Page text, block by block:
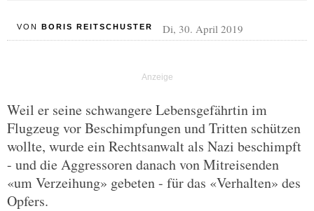
VON BORIS REITSCHUSTER Di, 30. April 2019
Weil er seine schwangere Lebensgefährtin im
Flugzeug vor Beschimpfungen und Tritten schützen
wollte, wurde ein Rechtsanwalt als Nazi beschimpft
- und die Aggressoren danach von Mitreisenden
«um Verzeihung» gebeten - für das «Verhalten» des
Opfers.